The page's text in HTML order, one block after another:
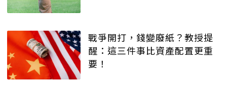
戰爭開打，錢變廢紙？教授提
醒：這三件事比資產配置更重
要！